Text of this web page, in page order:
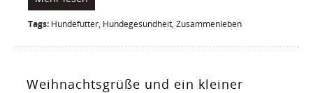
Tags: Hundefutter, Hundegesundheit, Zusammenleben
Weihnachtsgrüße und ein kleiner